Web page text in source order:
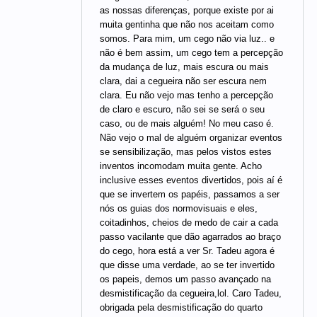
as nossas diferenças, porque existe por ai
muita gentinha que não nos aceitam como
somos. Para mim, um cego não via luz.. e
não é bem assim, um cego tem a percepção
da mudança de luz, mais escura ou mais
clara, dai a cegueira não ser escura nem
clara. Eu não vejo mas tenho a percepção
de claro e escuro, não sei se será o seu
caso, ou de mais alguém! No meu caso é.
Não vejo o mal de alguém organizar eventos
se sensibilização, mas pelos vistos estes
inventos incomodam muita gente. Acho
inclusive esses eventos divertidos, pois aí é
que se invertem os papéis, passamos a ser
nós os guias dos normovisuais e eles,
coitadinhos, cheios de medo de cair a cada
passo vacilante que dão agarrados ao braço
do cego, hora está a ver Sr. Tadeu agora é
que disse uma verdade, ao se ter invertido
os papeis, demos um passo avançado na
desmistificação da cegueira,lol. Caro Tadeu,
obrigada pela desmistificação do quarto